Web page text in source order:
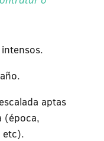
aptas
(época,
etc).